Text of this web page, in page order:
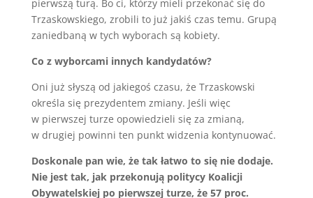
pierwszą turą. Bo ci, którzy mieli przekonać się do
Trzaskowskiego, zrobili to już jakiś czas temu. Grupą
zaniedbaną w tych wyborach są kobiety.
Co z wyborcami innych kandydatów?
Oni już słyszą od jakiegoś czasu, że Trzaskowski
określa się prezydentem zmiany. Jeśli więc
w pierwszej turze opowiedzieli się za zmianą,
w drugiej powinni ten punkt widzenia kontynuować.
Doskonale pan wie, że tak łatwo to się nie dodaje.
Nie jest tak, jak przekonują politycy Koalicji
Obywatelskiej po pierwszej turze, że 57 proc.